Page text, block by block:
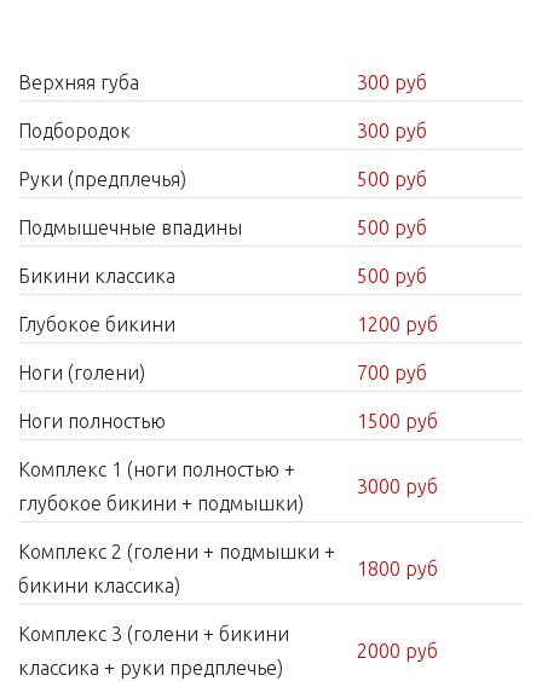
Верхняя губа 300 руб
Подбородок 300 руб
Руки (предплечья) 500 руб
Подмышечные впадины 500 руб
Бикини классика 500 руб
Глубокое бикини 1200 руб
Ноги (голени) 700 руб
Ноги полностью 1500 руб
Комплекс 1 (ноги полностью +
глубокое бикини + подмышки)
3000 руб
Комплекс 2 (голени + подмышки +
бикини классика)
1800 руб
Комплекс 3 (голени + бикини
классика + руки предплечье)
2000 руб